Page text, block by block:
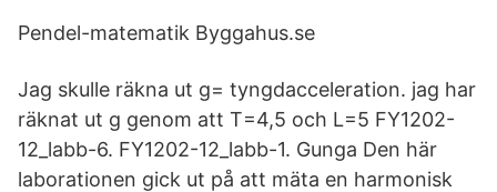
Pendel-matematik Byggahus.se
Jag skulle räkna ut g= tyngdacceleration. jag har
räknat ut g genom att T=4,5 och L=5 FY1202-
12_labb-6. FY1202-12_labb-1. Gunga Den här
laborationen gick ut på att mäta en harmonisk